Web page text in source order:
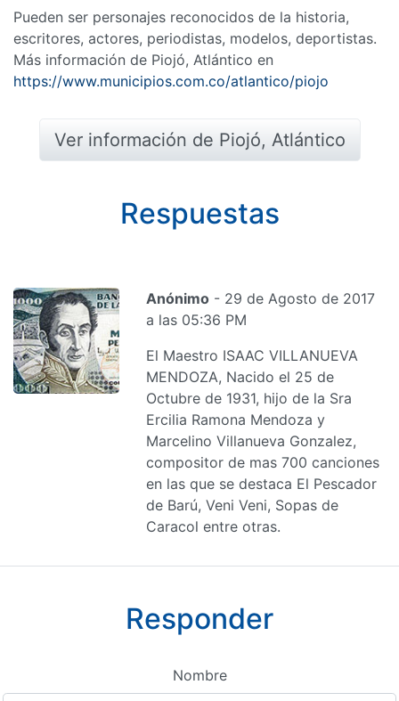
Pueden ser personajes reconocidos de la historia,
escritores, actores, periodistas, modelos, deportistas.
Más información de Piojó, Atlántico en
https://www.municipios.com.co/atlantico/piojo
Ver información de Piojó, Atlántico
Respuestas
Anónimo - 29 de Agosto de 2017
a las 05:36 PM
El Maestro ISAAC VILLANUEVA
MENDOZA, Nacido el 25 de
Octubre de 1931, hijo de la Sra
Ercilia Ramona Mendoza y
Marcelino Villanueva Gonzalez,
compositor de mas 700 canciones
en las que se destaca El Pescador
de Barú, Veni Veni, Sopas de
Caracol entre otras.
Responder
Nombre